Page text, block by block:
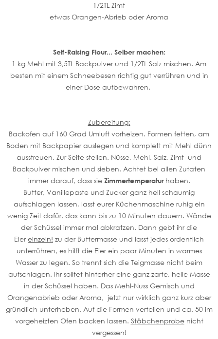
1/2TL Zimt
etwas Orangen-Abrieb oder Aroma
Self-Raising Flour... Selber machen:
1 kg Mehl mit 3,5TL Backpulver und 1/2TL Salz mischen. Am
besten mit einem Schneebesen richtig gut verrühren und in
einer Dose aufbewahren.
Zubereitung:
Backofen auf 160 Grad Umluft vorheizen. Formen fetten, am
Boden mit Backpapier auslegen und komplett mit Mehl dünn
ausstreuen. Zur Seite stellen. Nüsse, Mehl, Salz, Zimt und
Backpulver mischen und sieben. Achtet bei allen Zutaten
immer darauf, dass sie Zimmertemperaturhaben.
Butter, Vanillepaste und Zucker ganz hell schaumig
aufschlagen lassen, lasst eurer Küchenmaschine ruhig ein
wenig Zeit dafür, das kann bis zu 10 Minuten dauern. Wände
der Schüssel immer mal abkratzen. Dann gebt ihr die
Eiereinzeln! zu der Buttermasse und lasst jedes ordentlich
unterrühren, es hilft die Eier ein paar Minuten in warmes
Wasser zu legen. So trennt sich die Teigmasse nicht beim
aufschlagen. Ihr solltet hinterher eine ganz zarte, helle Masse
in der Schüssel haben. Das Mehl-Nuss Gemisch und
Orangenabrieb oder Aroma, jetzt nur wirklich ganz kurz aber
gründlich unterheben. Auf die Formen verteilen und ca. 50 im
vorgeheizten Ofen backen lassen. Stäbchenprobenicht
vergessen!